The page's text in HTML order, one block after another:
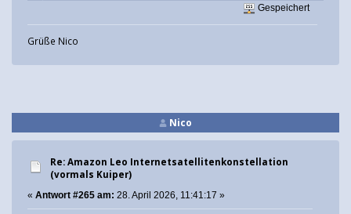
Gespeichert
Grüße Nico
Nico
Re: Amazon Leo Internetsatellitenkonstellation
(vormals Kuiper)
« Antwort #265 am: 28. April 2026, 11:41:17 »